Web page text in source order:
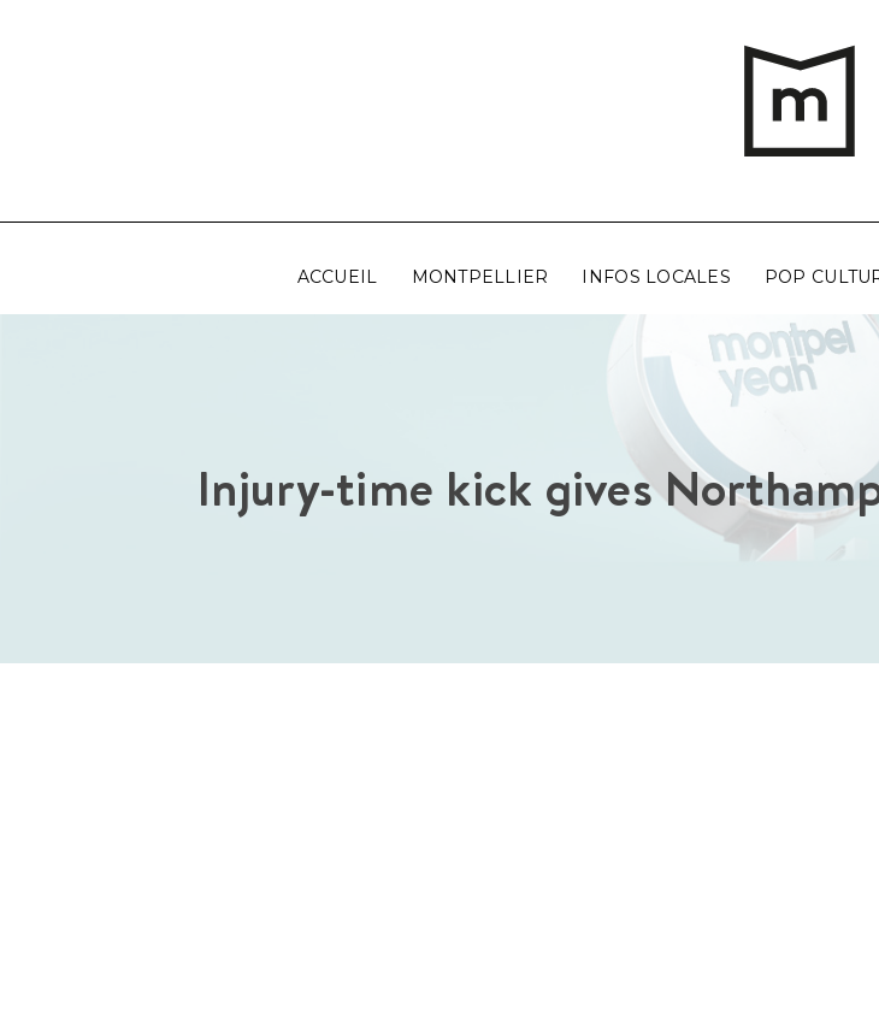
ACCUEIL MONTPELLIER INFOS LOCALES POP
Injury-time kick gives